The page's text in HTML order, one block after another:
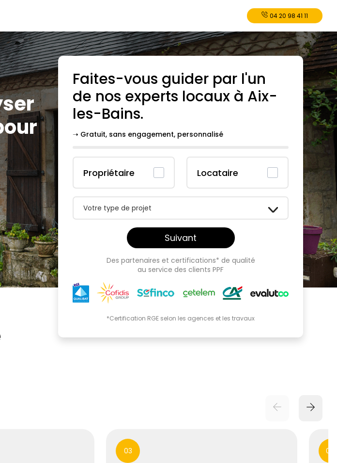
04 20 98 41 11
Faites-vous guider par l'un
de nos experts locaux à Aix-
les-Bains.
➝ Gratuit, sans engagement, personnalisé
Propriétaire Locataire
Votre type de projet
Suivant
Des partenaires et certifications* de qualité
au service des clients PPF
*Certification RGE selon les agences et les travaux
03 04